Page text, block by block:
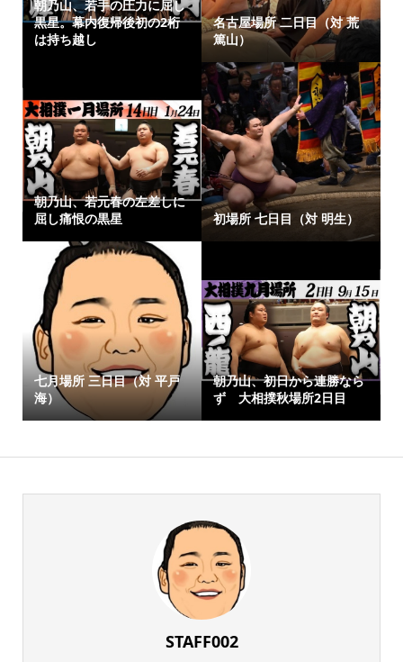
朝乃山、若手の圧力に屈し
黒星。幕内復帰後初の2桁
は持ち越し
名古屋場所 二日目（対 荒
篤山）
朝乃山、若元春の左差しに
屈し痛恨の黒星
初場所 七日目（対 明生）
七月場所 三日目（対 平戸
海）
朝乃山、初日から連勝なら
ず 大相撲秋場所2日目
STAFF002